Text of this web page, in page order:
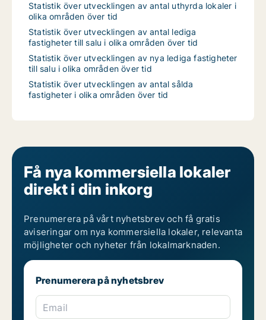
Statistik över utvecklingen av antal uthyrda lokaler i
olika områden över tid
Statistik över utvecklingen av antal lediga
fastigheter till salu i olika områden över tid
Statistik över utvecklingen av nya lediga fastigheter
till salu i olika områden över tid
Statistik över utvecklingen av antal sålda
fastigheter i olika områden över tid
Få nya kommersiella lokaler
direkt i din inkorg
Prenumerera på vårt nyhetsbrev och få gratis
aviseringar om nya kommersiella lokaler, relevanta
möjligheter och nyheter från lokalmarknaden.
Prenumerera på nyhetsbrev
Email